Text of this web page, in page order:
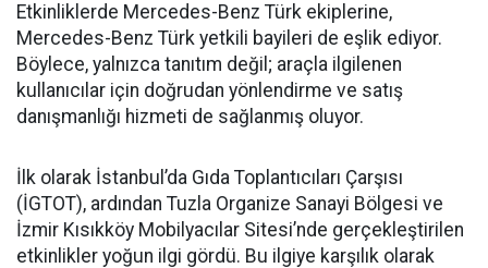
Etkinliklerde Mercedes-Benz Türk ekiplerine,
Mercedes-Benz Türk yetkili bayileri de eşlik ediyor.
Böylece, yalnızca tanıtım değil; araçla ilgilenen
kullanıcılar için doğrudan yönlendirme ve satış
danışmanlığı hizmeti de sağlanmış oluyor.
İlk olarak İstanbul’da Gıda Toplantıcıları Çarşısı
(İGTOT), ardından Tuzla Organize Sanayi Bölgesi ve
İzmir Kısıkköy Mobilyacılar Sitesi’nde gerçekleştirilen
etkinlikler yoğun ilgi gördü. Bu ilgiye karşılık olarak